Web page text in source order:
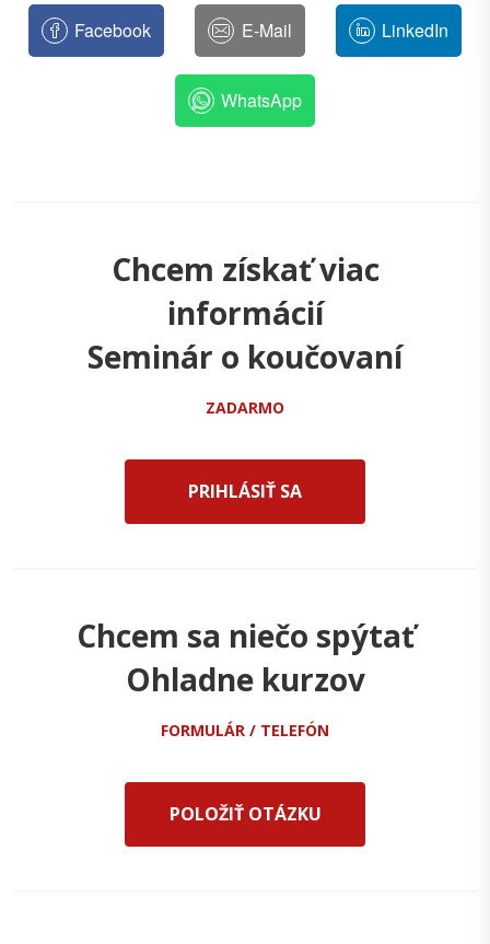
Facebook E-Mail LinkedIn
WhatsApp
Chcem získať viac
informácií
Seminár o koučovaní
ZADARMO
PRIHLÁSIŤ SA
Chcem sa niečo spýtať
Ohladne kurzov
FORMULÁR / TELEFÓN
POLOŽIŤ OTÁZKU